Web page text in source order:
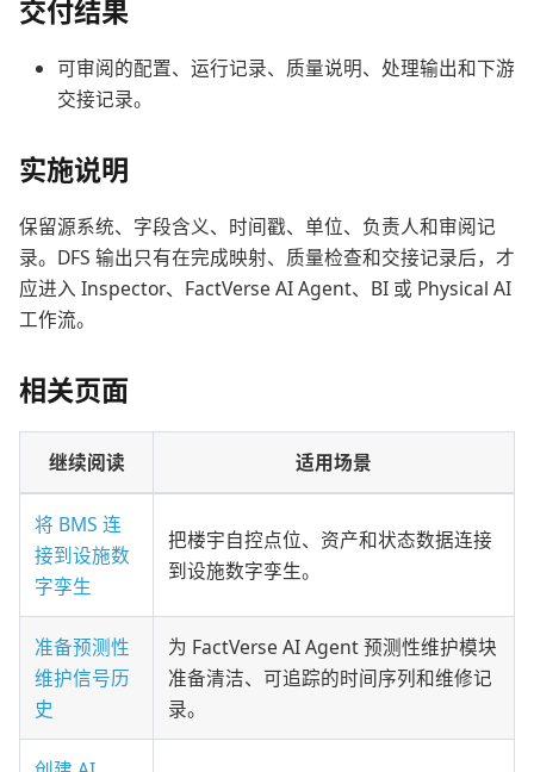
交付结果
可审阅的配置、运行记录、质量说明、处理输出和下游
交接记录。
实施说明
保留源系统、字段含义、时间戳、单位、负责人和审阅记
录。DFS 输出只有在完成映射、质量检查和交接记录后，才
应进入 Inspector、FactVerse AI Agent、BI 或 Physical AI
工作流。
相关页面
继续阅读 适用场景
将 BMS 连
接到设施数
字孪生
把楼宇自控点位、资产和状态数据连接
到设施数字孪生。
准备预测性
维护信号历
史
为 FactVerse AI Agent 预测性维护模块
准备清洁、可追踪的时间序列和维修记
录。